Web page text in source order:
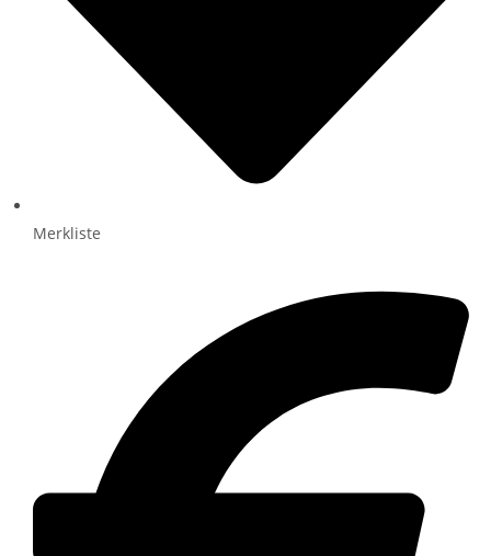
Merkliste